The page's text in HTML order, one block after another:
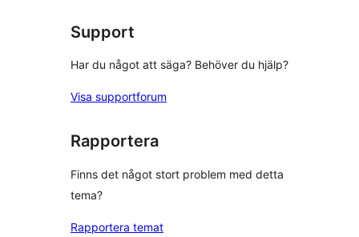
Support
Har du något att säga? Behöver du hjälp?
Visa supportforum
Rapportera
Finns det något stort problem med detta
tema?
Rapportera temat